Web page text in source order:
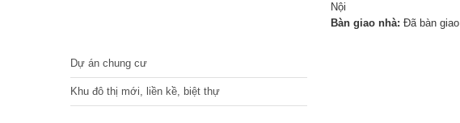
Nội
Bàn giao nhà: Đã bàn giao
Dự án chung cư
Khu đô thị mới, liền kề, biệt thự